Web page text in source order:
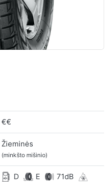
€€
Žieminės
(minkšto mišinio)
D E 71dB